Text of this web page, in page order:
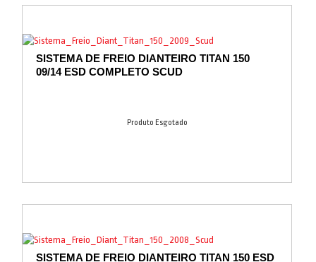
SISTEMA DE FREIO DIANTEIRO TITAN 150
09/14 ESD COMPLETO SCUD
Produto Esgotado
SISTEMA DE FREIO DIANTEIRO TITAN 150 ESD